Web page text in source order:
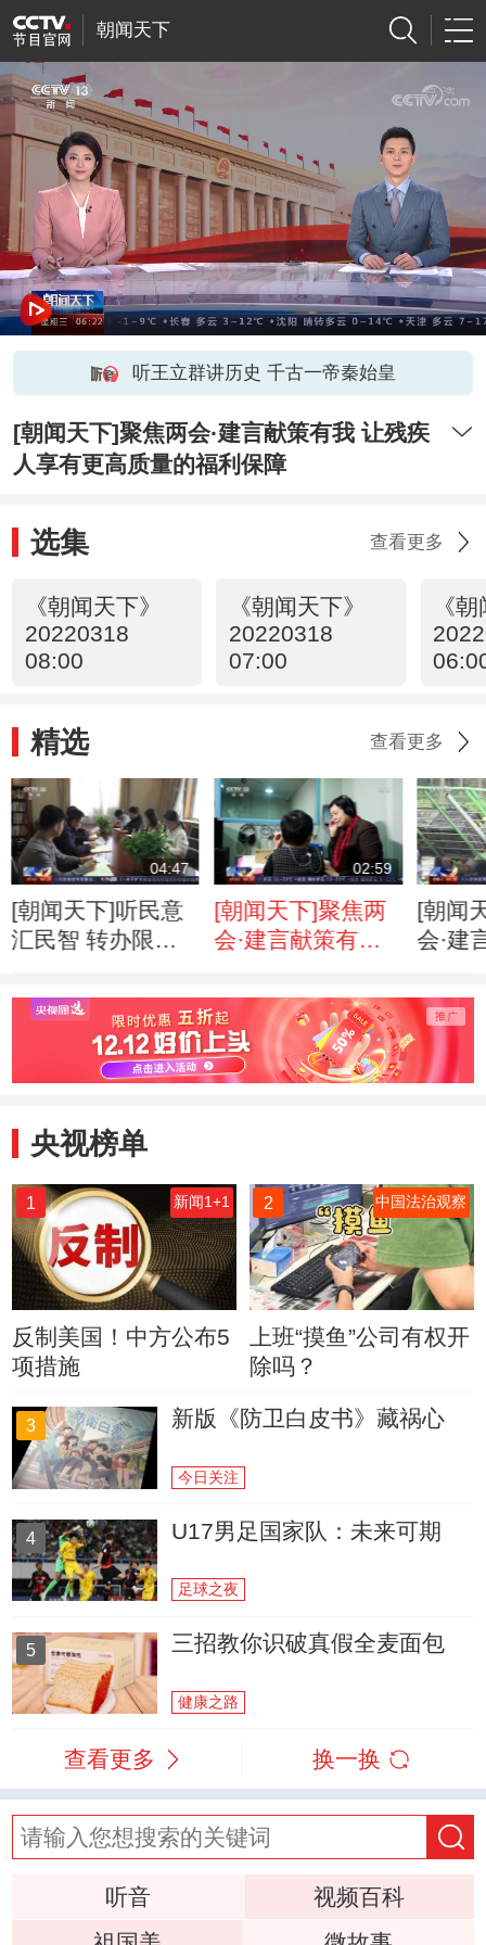
朝闻天下
听王立群讲历史 千古一帝秦始皇
[朝闻天下]聚焦两会·建言献策有我 让残疾
人享有更高质量的福利保障
选集 查看更多
《朝闻天下》
20220318
08:00
《朝闻天下》
20220318
07:00
《
精选 查看更多
04:47
[朝闻天下]听民意
汇民智 转办限时
应
02:59
[朝闻天下]聚焦两
会·建言献策有我
质量的福利保障
[朝闻
会·建
助力
央视榜单
1 新闻1+1
反制美国！中方公布5
项措施
2 中国法治观察
上班“摸鱼”公司有权开
除吗？
3 新版《防卫白皮书》藏祸心
今日关注
4 U17男足国家队：未来可期
足球之夜
5 三招教你识破真假全麦面包
健康之路
查看更多 换一换
听音
视频百科